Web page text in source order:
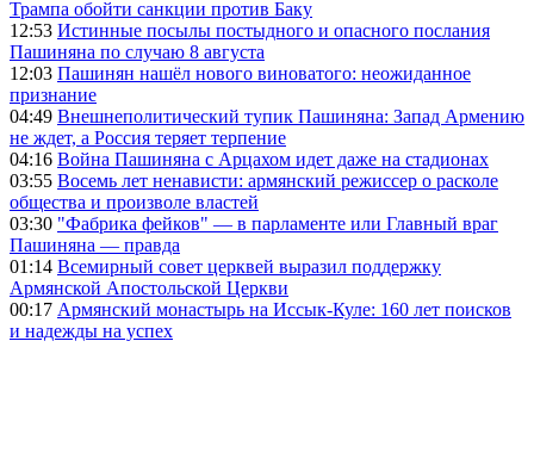
Трампа обойти санкции против Баку
12:53 Истинные посылы постыдного и опасного послания
Пашиняна по случаю 8 августа
12:03 Пашинян нашёл нового виноватого: неожиданное
признание
04:49 Внешнеполитический тупик Пашиняна: Запад Армению
не ждет, а Россия теряет терпение
04:16 Война Пашиняна с Арцахом идет даже на стадионах
03:55 Восемь лет ненависти: армянский режиссер о расколе
общества и произволе властей
03:30 "Фабрика фейков" — в парламенте или Главный враг
Пашиняна — правда
01:14 Всемирный совет церквей выразил поддержку
Армянской Апостольской Церкви
00:17 Армянский монастырь на Иссык-Куле: 160 лет поисков
и надежды на успех